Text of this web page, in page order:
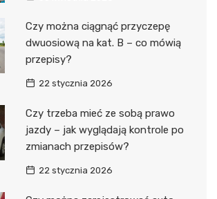
Czy można ciągnąć przyczepę
dwuosiową na kat. B – co mówią
przepisy?
22 stycznia 2026
Czy trzeba mieć ze sobą prawo
jazdy – jak wyglądają kontrole po
zmianach przepisów?
22 stycznia 2026